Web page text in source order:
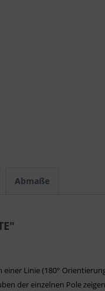
Abmaße
Linie (180°
der einzelnen Pole